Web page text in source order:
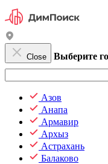
Close Выберите
Азов
Анапа
Армавир
Архыз
Астрахань
Балаково